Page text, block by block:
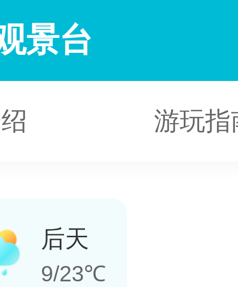
景台
游玩指
后天
9/23℃